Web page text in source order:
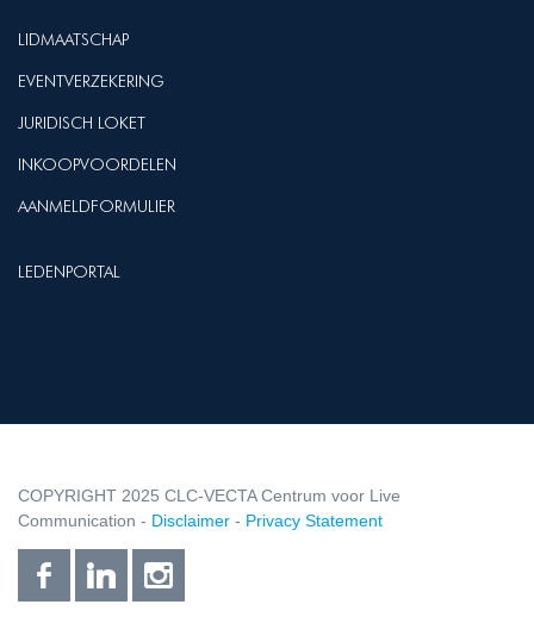
LIDMAATSCHAP
EVENTVERZEKERING
JURIDISCH LOKET
INKOOPVOORDELEN
AANMELDFORMULIER
LEDENPORTAL
COPYRIGHT 2025 CLC-VECTA Centrum voor Live
Communication - Disclaimer - Privacy Statement